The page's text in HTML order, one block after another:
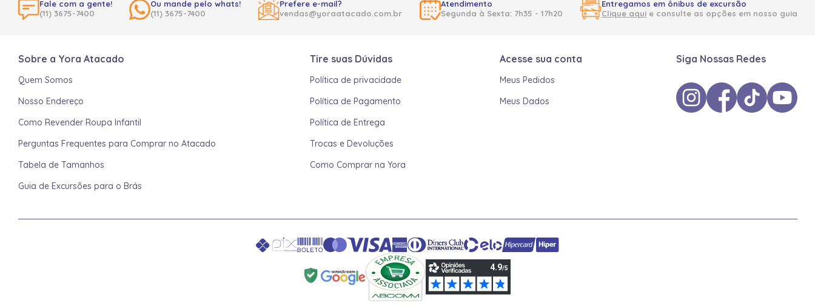
Fale com a gente!
(11) 3675-7400
Ou mande pelo whats!
(11) 3675-7400
Prefere e-mail?
vendas@yoraatacado.com.br
Atendimento
Segunda à Sexta: 7h35 - 17h20
Entregamos em ônibus de excursão
Clique aquie consulte as opções em nosso guia
Sobre a Yora Atacado
Quem Somos
Nosso Endereço
Como Revender Roupa Infantil
Perguntas Frequentes para Comprar no Atacado
Tabela de Tamanhos
Guia de Excursões para o Brás
Tire suas Dúvidas
Política de privacidade
Política de Pagamento
Política de Entrega
Trocas e Devoluções
Como Comprar na Yora
Acesse sua conta
Meus Pedidos
Meus Dados
Siga Nossas Redes